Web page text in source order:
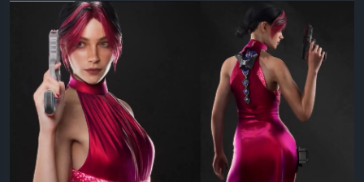
Videoda geliştiriciler, kahraman için (resmi siyah
takım elbiseden cesur siyah elbiseye kadar) çeşitli
alternatif kıyafetler sergiliyor ve ardından kırmızı bir
elbiseyle tam oyun görüntüleri gösteriyor.
Geliştiricilerin sosyal medya paylaşımına bakılırsa,
video sadece bir kısmını değil, tüm gardırobun
yalnızca bir bölümünü gösteriyor. Dahası, oyun Unreal
Engine 5 kullanılarak geliştiriliyor, bu da çok daha açık
kıyafetler içeren birçok mod bekleyebileceğimiz
anlamına geliyor.